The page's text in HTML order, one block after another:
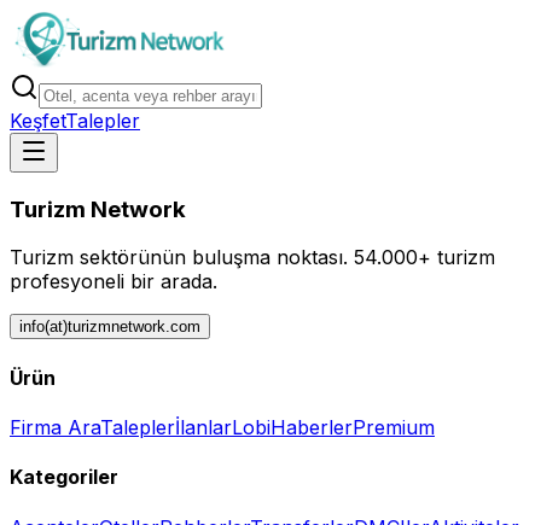
KeşfetTalepler
Turizm Network
Turizm sektörünün buluşma noktası. 54.000+ turizm
profesyoneli bir arada.
info(at)turizmnetwork.com
Ürün
Firma AraTaleplerİlanlarLobiHaberlerPremium
Kategoriler